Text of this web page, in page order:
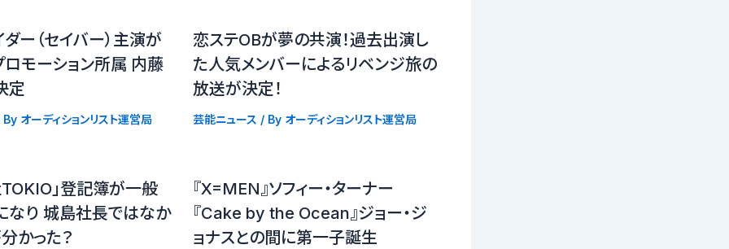
ー（セイバー）主演が
ロモーション所属 内藤
定
By オーディションリスト運営局
恋ステOBが夢の共演！過去出演し
た人気メンバーによるリベンジ旅の
放送が決定！
芸能ニュース / By オーディションリスト運営局
TOKIO」登記簿が一般
なり 城島社長ではなか
かった？
『X=MEN』ソフィー・ターナー
『Cake by the Ocean』ジョー・ジ
ョナスとの間に第一子誕生